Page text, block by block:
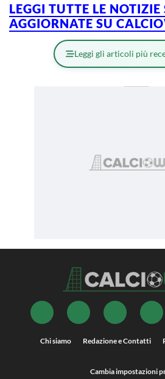
LEGGI TUTTE LE NOTIZIE
AGGIORNATE SU
Leggi gli articoli più
Chi siamo Redazione e Contatti
Cambia impostazioni